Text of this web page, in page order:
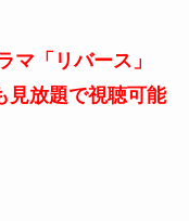
マ「リバース」
見放題で視聴可能